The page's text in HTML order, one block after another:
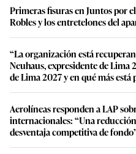
Primeras fisuras en Juntos por
Robles y los entretelones del
“La organización está
Neuhaus, expresidente de Lima
de Lima 2027 y en qué más
Aerolíneas responden a LAP
internacionales: “Una
desventaja competitiva de